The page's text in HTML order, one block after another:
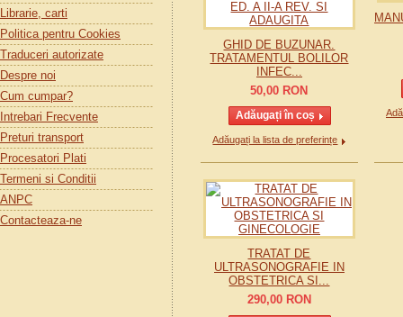
GHID DE BUZUNAR.
TRATAMENTUL BOLILOR
INFEC...
50,00 RON
Adăugați la lista de preferințe
TRATAT DE
ULTRASONOGRAFIE IN
OBSTETRICA SI...
290,00 RON
Librarie, carti
Politica pentru Cookies
Traduceri autorizate
Despre noi
Cum cumpar?
Intrebari Frecvente
Preturi transport
Procesatori Plati
Termeni si Conditii
ANPC
Contacteaza-ne